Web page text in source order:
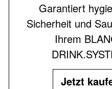
Garantiert
Sicherheit und
Ihrem
Jetzt